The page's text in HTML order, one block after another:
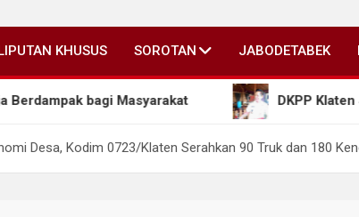
KHUSUS SOROTAN JABODETABEK
Masyarakat DKPP Klaten Siapkan
Desa, Kodim 0723/Klaten Serahkan 90 Truk dan 180